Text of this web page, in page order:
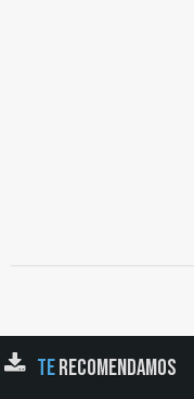
TERECOMENDAMOS